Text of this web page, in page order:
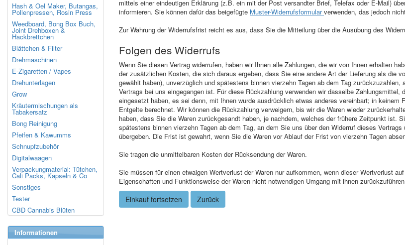
mittels einer eindeutigen Erklärung (z.B. ein mit der Post versandter Brief, Telefax oder E-Mail)
informieren. Sie können dafür das beigefügte Muster-Widerrufsformularverwenden, das jedoch
Zur Wahrung der Widerrufsfrist reicht es aus, dass Sie die Mitteilung über die Ausübung des
Folgen des Widerrufs
Wenn Sie diesen Vertrag widerrufen, haben wir Ihnen alle Zahlungen, die wir von Ihnen erhalten
der zusätzlichen Kosten, die sich daraus ergeben, dass Sie eine andere Art der Lieferung als die
gewählt haben), unverzüglich und spätestens binnen vierzehn Tagen ab dem Tag
Vertrags bei uns eingegangen ist. Für diese Rückzahlung verwenden wir dasselbe Zahlungsmittel,
eingesetzt haben, es sei denn, mit Ihnen wurde ausdrücklich etwas anderes vereinbart; in keinem
Entgelte berechnet. Wir können die Rückzahlung verweigern, bis wir die Waren wieder
haben, dass Sie die Waren zurückgesandt haben, je nachdem, welches der frühere Zeitpunkt ist.
spätestens binnen vierzehn Tagen ab dem Tag, an dem Sie uns über den Widerruf dieses
übergeben. Die Frist ist gewahrt, wenn Sie die Waren vor Ablauf der Frist von vierzehn Tagen
Sie tragen die unmittelbaren Kosten der Rücksendung der Waren.
Sie müssen für einen etwaigen Wertverlust der Waren nur aufkommen, wenn dieser Wertverlust
Eigenschaften und Funktionsweise der Waren nicht notwendigen Umgang mit ihnen
Einkauf fortsetzen Zurück
Hash & Oel Maker, Butangas,
Pollenpressen, Rosin Press
Weedboard, Bong Box Buch,
Joint Drehboxen &
Hackbrettchen
Blättchen & Filter
Drehmaschinen
E-Zigaretten / Vapes
Drehunterlagen
Grow
Kräutermischungen als
Tabakersatz
Bong Reinigung
Pfeifen & Kawumms
Schnupfzubehör
Digitalwaagen
Verpackungmaterial: Tütchen,
Cali Packs, Kapseln & Co
Sonstiges
Tester
CBD Cannabis Blüten
Informationen